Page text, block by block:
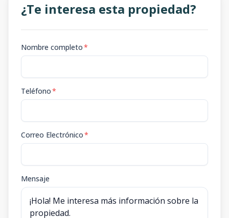
¿Te interesa esta propiedad?
Nombre completo*
Teléfono*
Correo Electrónico*
Mensaje